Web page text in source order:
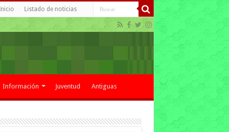
Listado de noticias
Información Juventud Antiguas